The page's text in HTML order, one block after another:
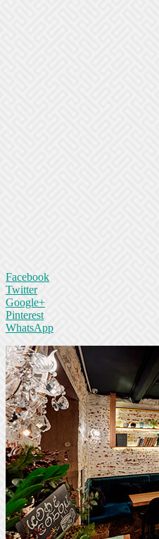
Facebook
Twitter
Google+
Pinterest
WhatsApp